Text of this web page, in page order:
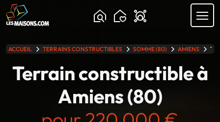
Chargement...
ACCUEIL TERRAINS CONSTRUCTIBLES SOMME (80) AMIENS
Terrain constructible à
Amiens (80)